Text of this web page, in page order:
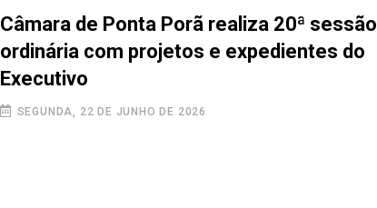
Câmara de Ponta Porã realiza 20ª sessão
ordinária com projetos e expedientes do
Executivo
SEGUNDA, 22 DE JUNHO DE 2026